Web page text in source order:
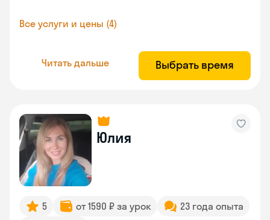
Все услуги и цены (4)
Читать дальше Выбрать время
Юлия
5 от 1590 ₽ за урок
23 года опыта